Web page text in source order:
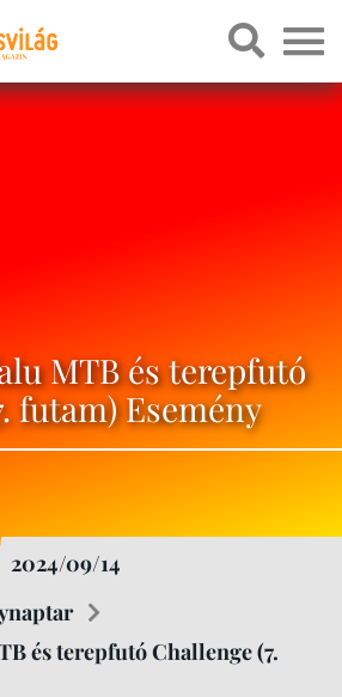
MTB és terepfutó
futam) Esemény
2024/09/14
és terepfutó Challenge (7.